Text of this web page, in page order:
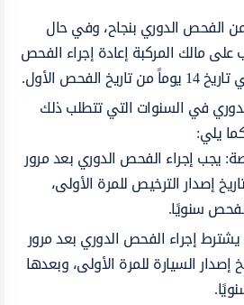
الفحص الدوري بنجاح، وفي حال
مالك المركبة إعادة إجراء الفحص
الفحص الأول.
في السنوات التي تتطلب ذلك
يلي:
يجب إجراء الفحص الدوري بعد مرور
إصدار الترخيص للمرة الأولى،
سنويًا.
يشترط إجراء الفحص الدوري بعد مرور
إصدار السيارة للمرة الأولى، وبعدها